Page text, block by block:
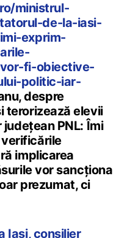
ministrul-
de-la-iasi-
exprim-
fi-obiective-
politic-iar-
despre
terorizează elevii
PNL: Îmi
implicarea
vor sancționa
prezumat, ci
Iași, consilier